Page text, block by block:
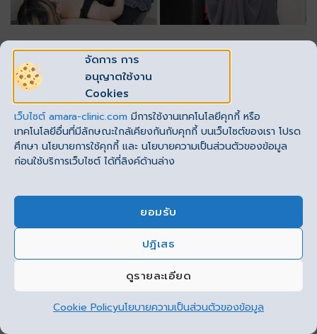
จัดการ การ
อนุญาตใช้งาน
Cookies
เว็บไซต์amara-clinic.com มีการใช้งานเทคโนโลยีคุกกี้ หรือ
เทคโนโลยีอื่นที่มีลักษณะใกล้เคียงกันกับคุกกี้ บนเว็บไซต์ของเรา โปรด
ศึกษา นโยบายการใช้คุกกี้ และ นโยบายความเป็นส่วนตัวของข้อมูล
ก่อนใช้บริการเว็บไซต์ ได้ที่ลิงค์ด้านล่าง
ยอมรับ
ปฏิเสธ
ดูรายละเอียด
Cookie Policyนโยบายความเป็นส่วนตัวของข้อมูล
This site uses cookies to offer you a better browsing
experience. By browsing this website, you agree to our
use of cookies.
ยอมรับ